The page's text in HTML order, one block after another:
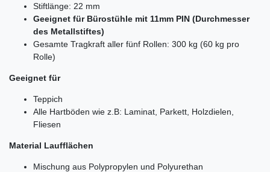
Stiftlänge: 22 mm
Geeignet für Bürostühle mit 11mm PIN (Durchmesser
des Metallstiftes)
Gesamte Tragkraft aller fünf Rollen: 300 kg (60 kg pro
Rolle)
Geeignet für
Teppich
Alle Hartböden wie z.B: Laminat, Parkett, Holzdielen,
Fliesen
Material Laufflächen
Mischung aus Polypropylen und Polyurethan